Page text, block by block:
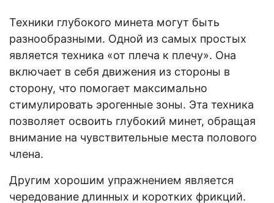
Техники глубокого минета могут быть
разнообразными. Одной из самых простых
является техника «от плеча к плечу». Она
включает в себя движения из стороны в
сторону, что помогает максимально
стимулировать эрогенные зоны. Эта техника
позволяет освоить глубокий минет, обращая
внимание на чувствительные места полового
члена.
Другим хорошим упражнением является
чередование длинных и коротких фрикций.